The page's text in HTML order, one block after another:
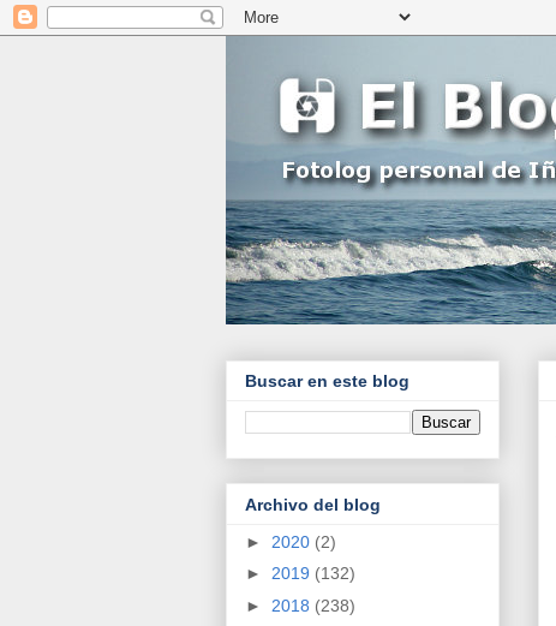
Buscar en este blog
Archivo del blog
► 2020 (2)
► 2019 (132)
► 2018 (238)